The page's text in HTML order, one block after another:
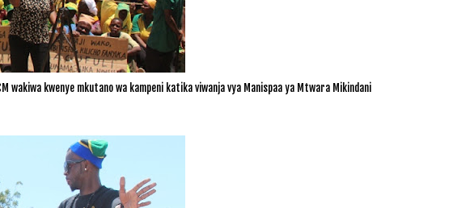
wakiwa kwenye mkutano wa kampeni katika viwanja vya Manispaa ya Mtwara Mikindani